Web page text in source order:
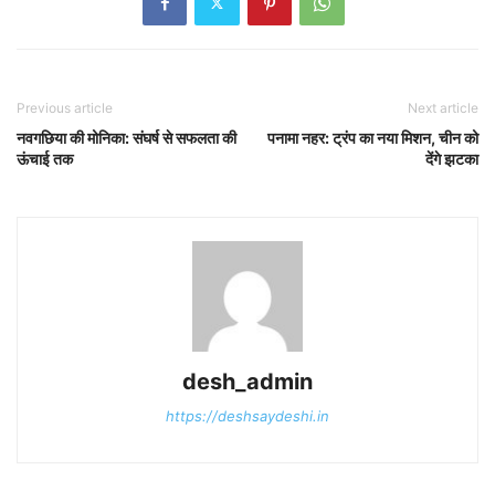
Previous article
नवगछिया की मोनिका: संघर्ष से सफलता की
ऊंचाई तक
Next article
पनामा नहर: ट्रंप का नया मिशन, चीन को
देंगे झटका
desh_admin
https://deshsaydeshi.in